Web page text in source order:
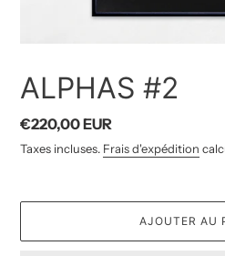
ALPHAS #2
Prix
normal
€220,00 EUR
Taxes incluses. Frais d'expédition
AJOUTER AU